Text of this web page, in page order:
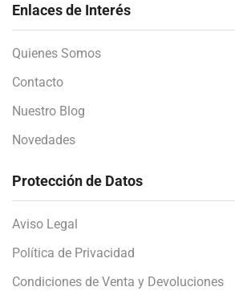
Enlaces de Interés
Quienes Somos
Contacto
Nuestro Blog
Novedades
Protección de Datos
Aviso Legal
Política de Privacidad
Condiciones de Venta y Devoluciones